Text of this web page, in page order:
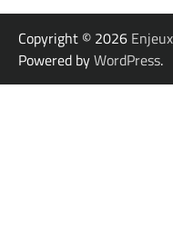
Copyright © 2026
Powered byWordPress.